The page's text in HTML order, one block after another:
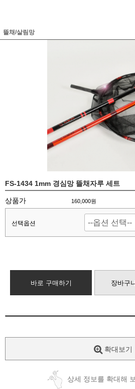
뜰채/살림망
FS-1434 1mm 경심망 뜰채자루 세트
상품가 160,000원
선택옵션
바로 구매하기 장바구
확대보기
상세 정보를 확대해